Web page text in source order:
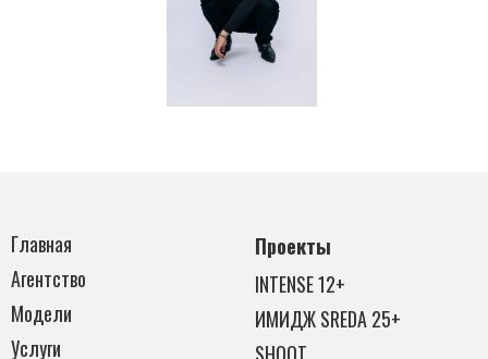
Главная
Агентство
Модели
Услуги
Проекты
INTENSE 12+
ИМИДЖ SREDA 25+